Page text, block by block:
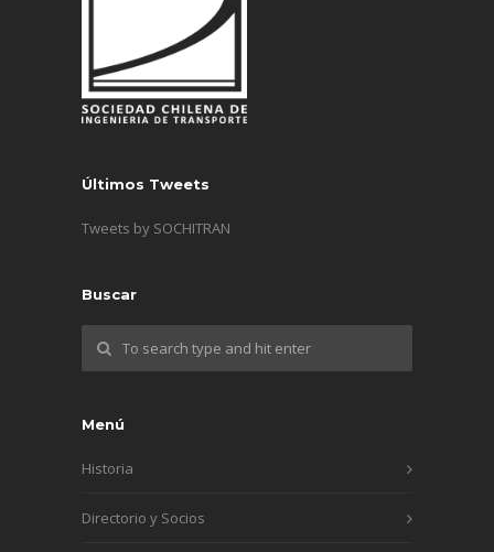
Últimos Tweets
Tweets by SOCHITRAN
Buscar
Menú
Historia
Directorio y Socios